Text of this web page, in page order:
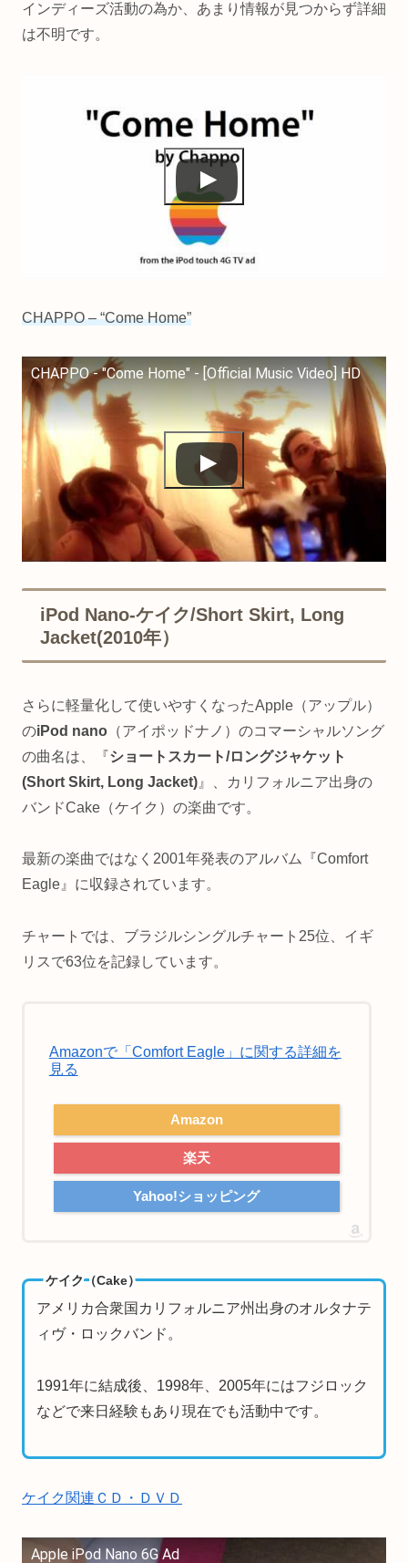
インディーズ活動の為か、あまり情報が見つからず詳細
は不明です。
CHAPPO – “Come Home”
CHAPPO - "Come Home" - [Official Music Video] HD
iPod Nano-ケイク/Short Skirt, Long
Jacket(2010年）
さらに軽量化して使いやすくなったApple（アップル）
のiPod nano （アイポッドナノ）のコマーシャルソング
の曲名は、『ショートスカート/ロングジャケット
(Short Skirt, Long Jacket) 』、カリフォルニア出身の
バンドCake（ケイク）の楽曲です。
最新の楽曲ではなく2001年発表のアルバム『Comfort
Eagle』に収録されています。
チャートでは、ブラジルシングルチャート25位、イギ
リスで63位を記録しています。
Amazonで「Comfort Eagle」に関する詳細を
見る
Amazon
楽天
Yahoo!ショッピング
ケイク（Cake）
アメリカ合衆国カリフォルニア州出身のオルタナテ
ィヴ・ロックバンド。
1991年に結成後、1998年、2005年にはフジロック
などで来日経験もあり現在でも活動中です。
ケイク関連ＣＤ・ＤＶＤ
Apple iPod Nano 6G Ad